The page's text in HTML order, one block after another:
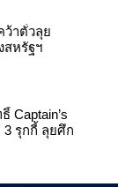
ว้าตั๋วลุย
สหรัฐฯ
Captain’s
3 รุกกี้ ลุยศึก